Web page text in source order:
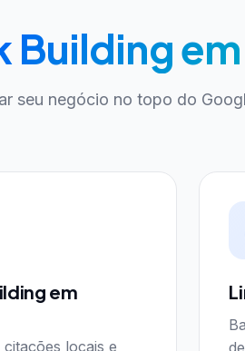
Building
seu negócio no topo do
em
locais e